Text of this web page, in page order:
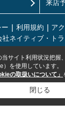
来店
利用規約 ア
ネイティブ・ト
サイト利用状況把握
を使用しています。
の取扱いについて」
閉じる